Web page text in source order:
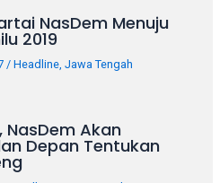
NasDem Menuju
2019
/Headline,Jawa Tengah
NasDem Akan
Depan Tentukan